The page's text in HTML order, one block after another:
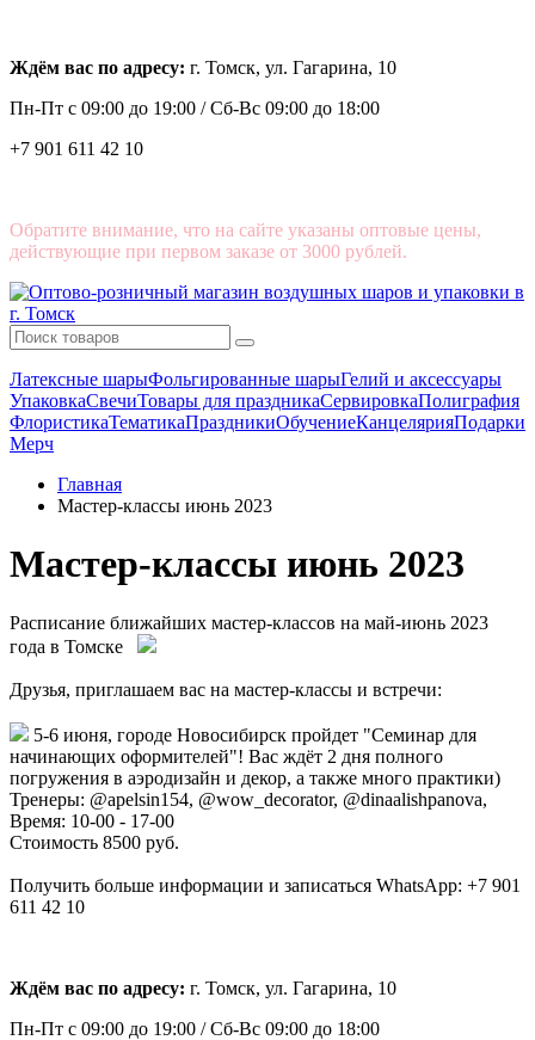
Ждём вас по адресу: г. Томск, ул. Гагарина, 10
Пн-Пт с 09:00 до 19:00 /Сб-Вс 09:00 до 18:00
+7 901 611 42 10
Обратите внимание, что на сайте указаны оптовые цены,
действующие при первом заказе от 3000 рублей.
Латексные шарыФольгированные шарыГелий и аксессуары
УпаковкаСвечиТовары для праздникаСервировкаПолиграфия
ФлористикаТематикаПраздникиОбучениеКанцелярияПодарки
Мерч
Главная
Мастер-классы июнь 2023
Мастер-классы июнь 2023
Расписание ближайших мастер-классов на май-июнь 2023
года в Томске
Друзья, приглашаем вас на мастер-классы и встречи:
5-6 июня, городе Новосибирск пройдет "Семинар для
начинающих оформителей"! Вас ждёт 2 дня полного
погружения в аэродизайн и декор, а также много практики)
Тренеры: @apelsin154, @wow_decorator, @dinaalishpanova,
Время: 10-00 - 17-00
Стоимость 8500 руб.
Получить больше информации и записаться WhatsApp: +7 901
611 42 10
Ждём вас по адресу: г. Томск, ул. Гагарина, 10
Пн-Пт с 09:00 до 19:00 /Сб-Вс 09:00 до 18:00